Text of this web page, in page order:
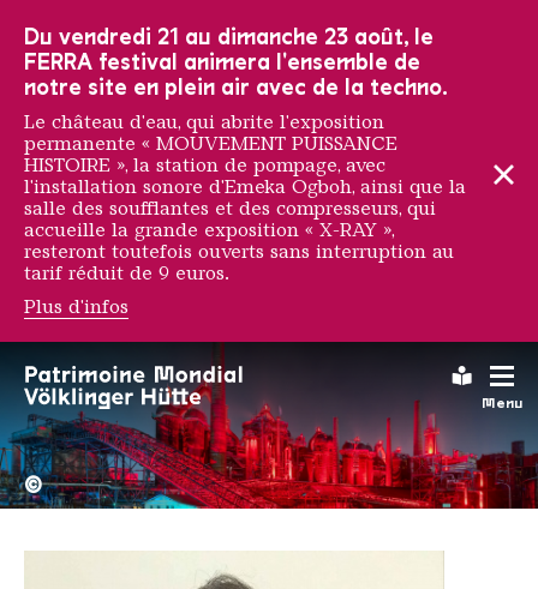
Menu
Obsolettrisme
La Völklinger Hütte
Copyright:
©
Du vendredi 21 au dimanche 23 août, le
FERRA festival animera l'ensemble de
notre site en plein air avec de la techno.
Le château d'eau, qui abrite l'exposition
permanente « MOUVEMENT PUISSANCE
HISTOIRE », la station de pompage, avec
l'installation sonore d'Emeka Ogboh, ainsi que la
salle des soufflantes et des compresseurs, qui
accueille la grande exposition « X-RAY »,
resteront toutefois ouverts sans interruption au
tarif réduit de 9 euros.
Plus d'infos